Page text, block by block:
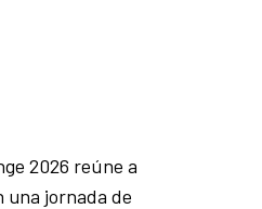
2026 reúne a
una jornada de